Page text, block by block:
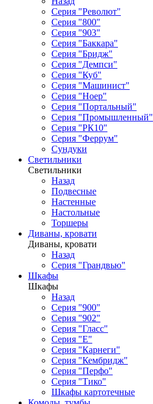
Серия "Револют"
Серия "800"
Серия "903"
Серия "Баккара"
Серия "Бридж"
Серия "Демпси"
Серия "Куб"
Серия "Машинист"
Серия "Ноер"
Серия "Портальный"
Серия "Промышленный"
Серия "РК10"
Серия "Феррум"
Сундуки
Светильники
Светильники
Назад
Подвесные
Настенные
Настольные
Торшеры
Диваны, кровати
Диваны, кровати
Назад
Серия "Грандвью"
Шкафы
Шкафы
Назад
Серия "900"
Серия "902"
Серия "Гласс"
Серия "Е"
Серия "Карнеги"
Серия "Кембридж"
Серия "Перфо"
Серия "Тико"
Шкафы картотечные